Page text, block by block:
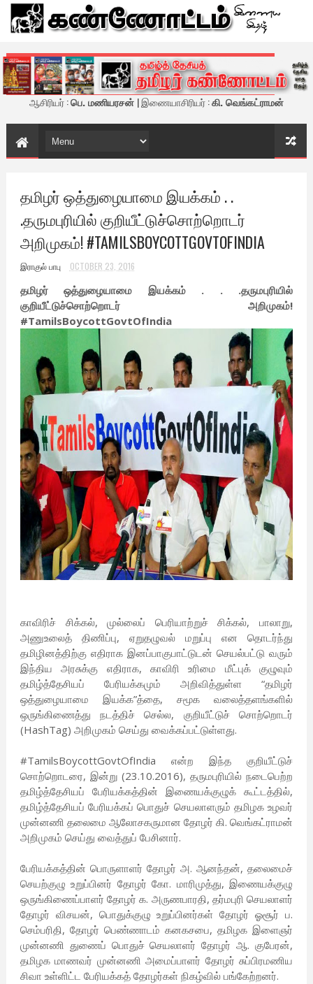
கண்ணோட்டம் - இணைய இதழ்
ஆசிரியர் :பெ. மணியரசன் | இணையாசிரியர் :கி. வெங்கட்ராமன்
தமிழர் ஒத்துழையாமை இயக்கம் . .
.தருமபுரியில் குறியீட்டுச்சொற்றொடர்
அறிமுகம்! #TAMILSBOYCOTTGOVTOFINDIA
இராகுல் பாபு OCTOBER 23, 2016
தமிழர் ஒத்துழையாமை இயக்கம் . . .தருமபுரியில்
குறியீட்டுச்சொற்றொடர் அறிமுகம்!
#TamilsBoycottGovtOfIndia
காவிரிச் சிக்கல், முல்லைப் பெரியாற்றுச் சிக்கல், பாலாறு,
அணுஉலைத் திணிப்பு, ஏறுதழுவல் மறுப்பு என தொடர்ந்து
தமிழினத்திற்கு எதிராக இனப்பாகுபாட்டுடன் செயல்பட்டு வரும்
இந்திய அரசுக்கு எதிராக, காவிரி உரிமை மீட்புக் குழுவும்
தமிழ்த்தேசியப் பேரியக்கமும் அறிவித்துள்ள “தமிழர்
ஒத்துழையாமை இயக்க”த்தை, சமூக வலைத்தளங்களில்
ஒருங்கிணைத்து நடத்திச் செல்ல, குறியீட்டுச் சொற்றொடர்
(HashTag) அறிமுகம் செய்து வைக்கப்பட்டுள்ளது.
#TamilsBoycottGovtOfIndia என்ற இந்த குறியீட்டுச்
சொற்றொடரை, இன்று (23.10.2016), தருமபுரியில் நடைபெற்ற
தமிழ்த்தேசியப் பேரியக்கத்தின் இணையக்குழுக் கூட்டத்தில்,
தமிழ்த்தேசியப் பேரியக்கப் பொதுச் செயலாளரும் தமிழக உழவர்
முன்னணி தலைமை ஆலோசகருமான தோழர் கி. வெங்கட்ராமன்
அறிமுகம் செய்து வைத்துப் பேசினார்.
பேரியக்கத்தின் பொருளாளர் தோழர் அ. ஆனந்தன், தலைமைச்
செயற்குழு உறுப்பினர் தோழர் கோ. மாரிமுத்து, இணையக்குழு
ஒருங்கிணைப்பாளர் தோழர் க. அருணபாரதி, தர்மபுரி செயலாளர்
தோழர் விசயன், பொதுக்குழு உறுப்பினர்கள் தோழர் ஓசூர் ப.
செம்பரிதி, தோழர் பெண்ணாடம் கனகசபை, தமிழக இளைஞர்
முன்னணி துணைப் பொதுச் செயலாளர் தோழர் ஆ. குபேரன்,
தமிழக மாணவர் முன்னணி அமைப்பாளர் தோழர் சுப்பிரமணிய
சிவா உள்ளிட்ட பேரியக்கத் தோழர்கள் நிகழ்வில் பங்கேற்றனர்.